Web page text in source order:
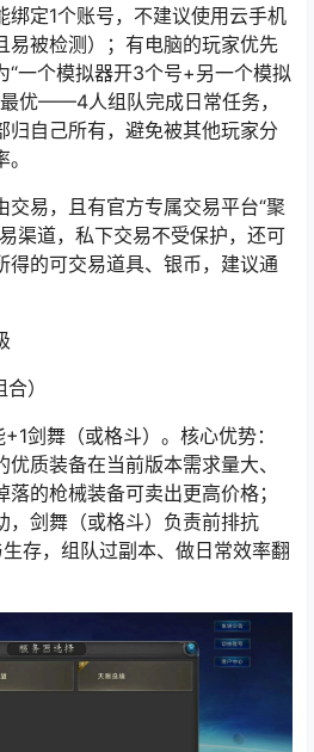
绑定1个账号，不建议使用云手机
易被检测）；有电脑的玩家优先
“一个模拟器开3个号+另一个模拟
优——4人组队完成日常任务，
归自己所有，避免被其他玩家分
交易，且有官方专属交易平台“聚
渠道，私下交易不受保护，还可
得的可交易道具、银币，建议通
）
剑舞（或格斗）。核心优势：
质装备在当前版本需求量大、
的枪械装备可卖出更高价格；
，剑舞（或格斗）负责前排抗
存，组队过副本、做日常效率翻